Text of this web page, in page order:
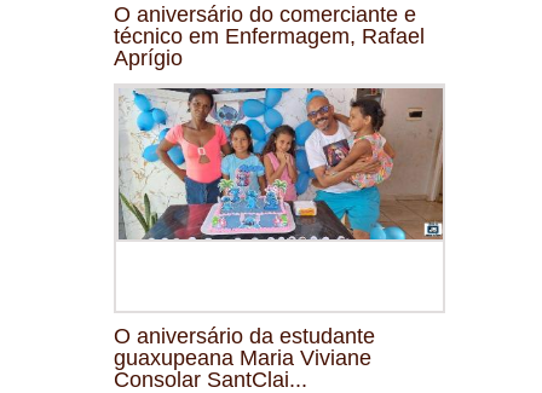
O aniversário do comerciante e
técnico em Enfermagem, Rafael
Aprígio
O aniversário da estudante
guaxupeana Maria Viviane
Consolar SantClai...